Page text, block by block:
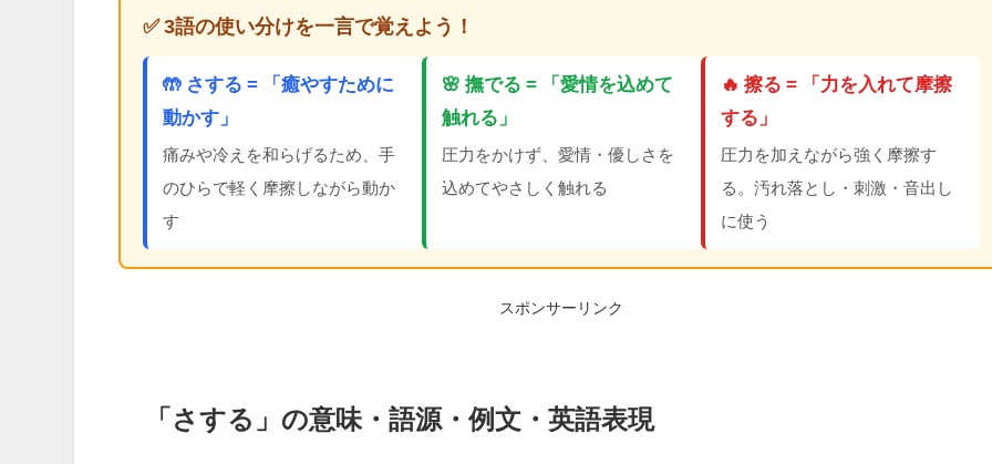
✅ 3語の使い分けを一言で覚えよう！
🤲 さする = 「癒やすために
動かす」
痛みや冷えを和らげるため、手
のひらで軽く摩擦しながら動か
す
🌸 撫でる = 「愛情を込めて
触れる」
圧力をかけず、愛情・優しさを
込めてやさしく触れる
🔥 擦る = 「力を入れて摩擦
する」
圧力を加えながら強く摩擦す
る。汚れ落とし・刺激・音出し
に使う
スポンサーリンク
「さする」の意味・語源・例文・英語表現